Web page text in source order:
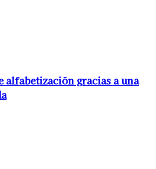
alfabetización gracias a una